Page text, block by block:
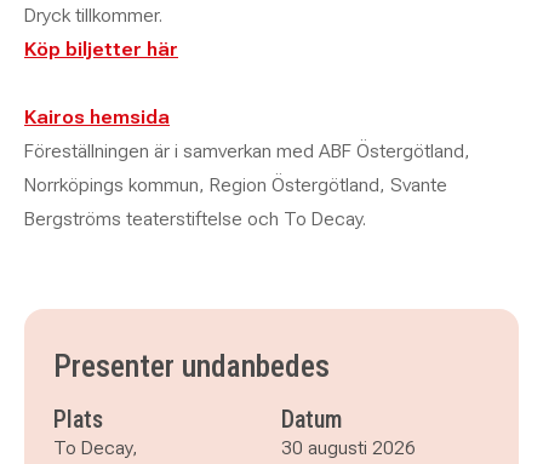
Dryck tillkommer.
Köp biljetter här
Kairos hemsida
Föreställningen är i samverkan med ABF Östergötland,
Norrköpings kommun, Region Östergötland, Svante
Bergströms teaterstiftelse och To Decay.
Presenter undanbedes
Plats
To Decay,
Datum
30 augusti 2026